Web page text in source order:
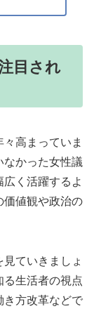
目され
高まっていま
なかった女性議
く活躍するよ
価値観や政治の
ていきましょ
る生活者の視点
き方改革などで